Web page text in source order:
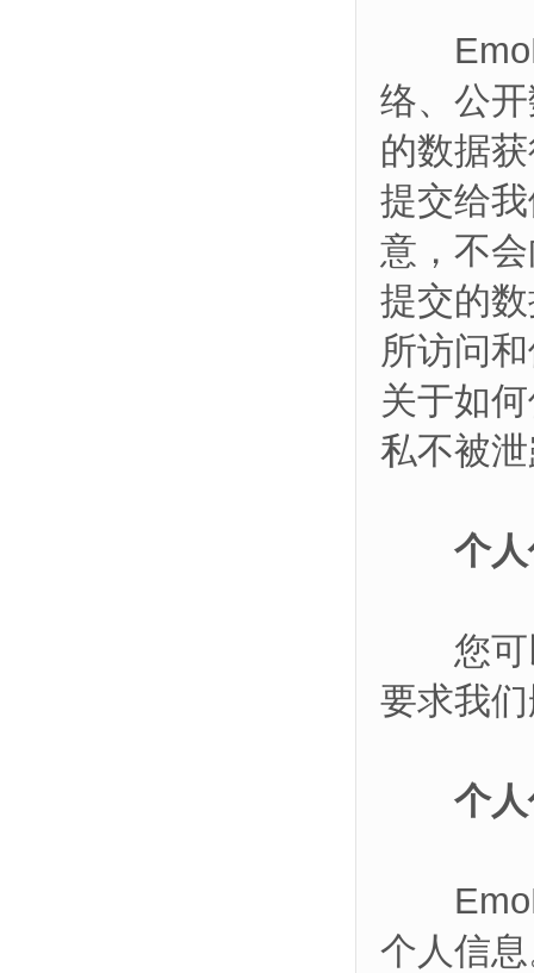
络、公
的数据
提交给
意，不
提交的
所访问
关于如
私不被
个
您可以
要求我
个
个人信